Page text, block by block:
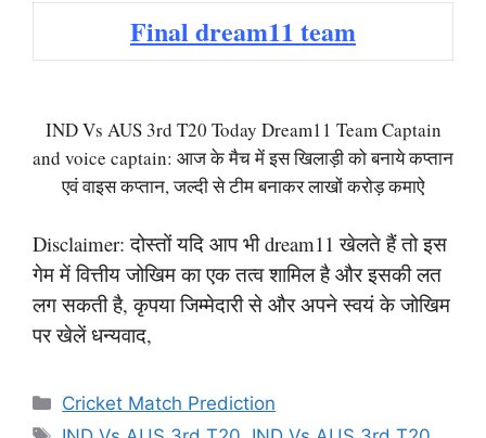
Final dream11 team
IND Vs AUS 3rd T20 Today Dream11 Team Captain
and voice captain: आज के मैच में इस खिलाड़ी को बनाये कप्तान
एवं वाइस कप्तान, जल्दी से टीम बनाकर लाखों करोड़ कमाऐ
Disclaimer: दोस्तों यदि आप भी dream11 खेलते हैं तो इस
गेम में वित्तीय जोखिम का एक तत्व शामिल है और इसकी लत
लग सकती है, कृपया जिम्मेदारी से और अपने स्वयं के जोखिम
पर खेलें धन्यवाद,
Categories
Cricket Match Prediction
Tags